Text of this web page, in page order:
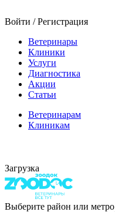
Войти / Регистрация
Ветеринары
Клиники
Услуги
Диагностика
Акции
Статьи
Ветеринарам
Клиникам
Загрузка
Выберите район или метро